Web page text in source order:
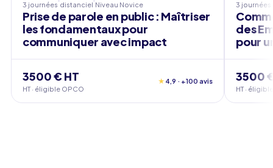
3 journées distanciel Niveau Novice
Prise de parole en public : Maîtriser
les fondamentaux pour
communiquer avec impact
3500 € HT
HT · éligible OPCO
★ 4,9 · +100 avis
3 journées
des
pour
3500
HT ·